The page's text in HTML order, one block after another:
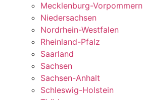
Mecklenburg-Vorpommern
Niedersachsen
Nordrhein-Westfalen
Rheinland-Pfalz
Saarland
Sachsen
Sachsen-Anhalt
Schleswig-Holstein